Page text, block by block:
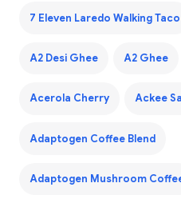
7 Eleven Laredo Walking Taco
A2 Desi Ghee A2 Ghee
Acerola Cherry Ackee
Adaptogen Coffee Blend
Adaptogen Mushroom